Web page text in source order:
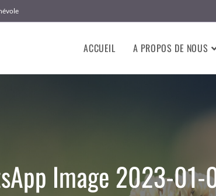
ACCUEIL A PROPOS DE NOUS
Image 2023-01-